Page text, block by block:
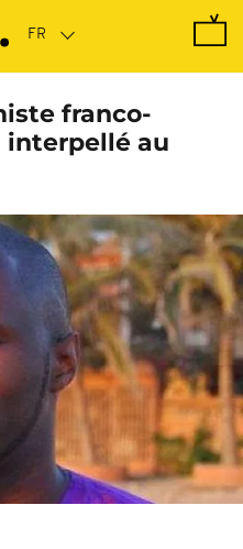
franco-
interpellé au